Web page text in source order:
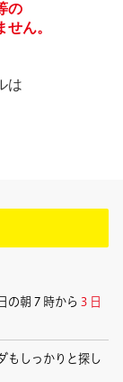
の
ん。
は
の朝７時から ３日
もしっかりと探し